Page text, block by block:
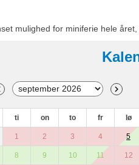
mulighed for miniferie hele
ti on to fr lø
1 2 3 4 5
8 9 10 11 12